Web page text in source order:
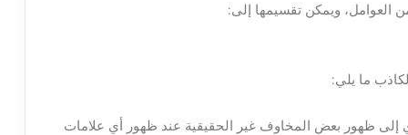
ويمكن تقسيمها إلى:
ما يلي:
ظهور بعض المخاوف غير الحقيقية عند ظهور أي علامات